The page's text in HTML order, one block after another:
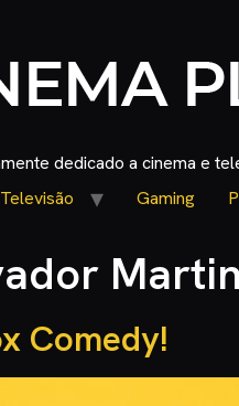
dedicado a cinema e
Televisão Gaming
Comedy!